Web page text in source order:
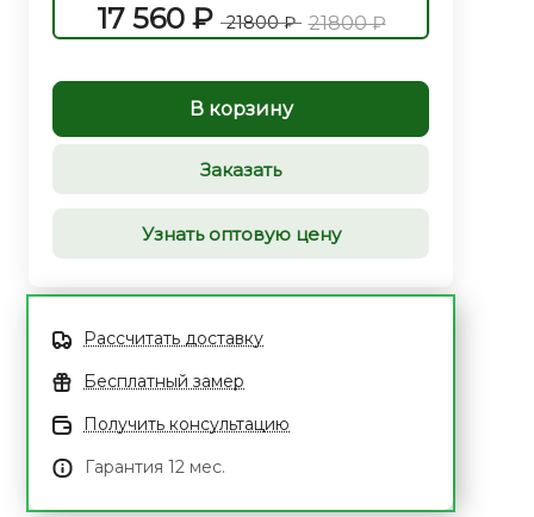
17 560 ₽ 21800 ₽ 21800 ₽
В корзину
Заказать
Узнать оптовую цену
Рассчитать доставку
Бесплатный замер
Получить консультацию
Гарантия 12 мес.